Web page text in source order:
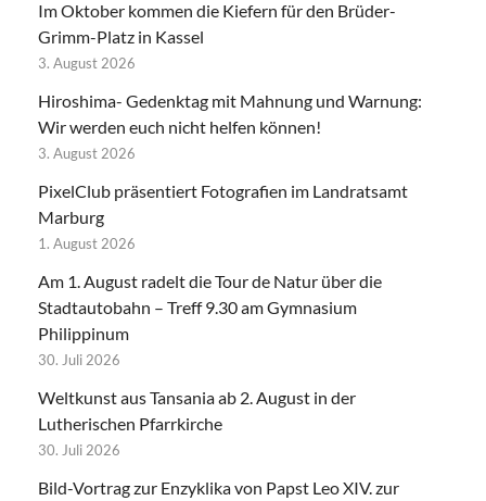
Im Oktober kommen die Kiefern für den Brüder-
Grimm-Platz in Kassel
3. August 2026
Hiroshima- Gedenktag mit Mahnung und Warnung:
Wir werden euch nicht helfen können!
3. August 2026
PixelClub präsentiert Fotografien im Landratsamt
Marburg
1. August 2026
Am 1. August radelt die Tour de Natur über die
Stadtautobahn – Treff 9.30 am Gymnasium
Philippinum
30. Juli 2026
Weltkunst aus Tansania ab 2. August in der
Lutherischen Pfarrkirche
30. Juli 2026
Bild-Vortrag zur Enzyklika von Papst Leo XIV. zur